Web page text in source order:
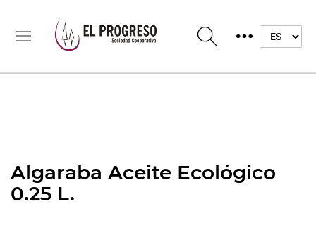
Algaraba Aceite Ecológico
0.25 L.